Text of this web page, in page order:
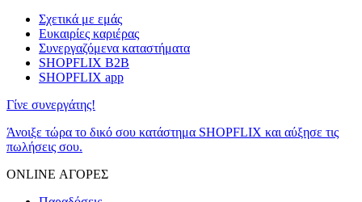
Σχετικά με εμάς
Ευκαιρίες καριέρας
Συνεργαζόμενα καταστήματα
SHOPFLIX B2B
SHOPFLIX app
Γίνε συνεργάτης!
Άνοιξε τώρα το δικό σου κατάστημα SHOPFLIX και αύξησε τις
πωλήσεις σου.
ONLINE ΑΓΟΡΕΣ